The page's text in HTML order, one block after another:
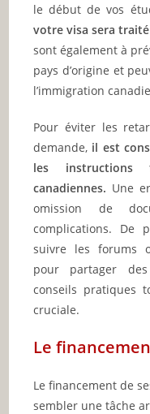
le début de vos
votre visa sera
sont également à
pays d’origine et
l’immigration
Pour éviter les
demande, il est
les instructions
canadiennes. Une
omission de
complications. De
suivre les forums
pour partager
conseils pratiques
cruciale.
Le
Le financement de
sembler une tâche